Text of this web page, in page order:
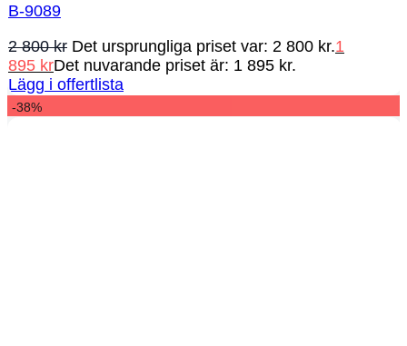
B-9089
2 800kr Det ursprungliga priset var: 2 800 kr.1
895 krDet nuvarande priset är: 1 895 kr.
Lägg i offertlista
-38%